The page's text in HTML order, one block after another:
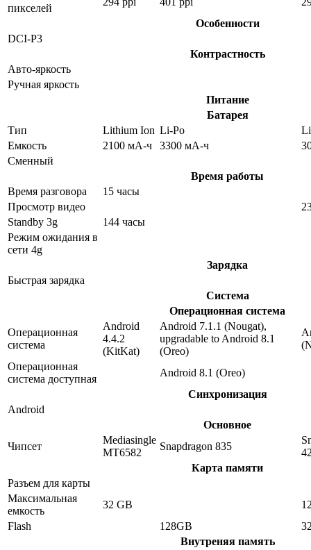
пикселей
Особенности
DCI-P3
Контрастность
Авто-яркость
Ручная яркость
Питание
Батарея
Тип
Lithium Ion Li-Po
Емкость
2100 мА-ч 3300 мА-ч
Сменный
Время работы
Время разговора
15 часы
Просмотр видео
Standby 3g
144 часы
Режим ожидания в
сети 4g
Зарядка
Быстрая зарядка
Система
Операционная система
Операционная
система
Android
4.4.2
(KitKat)
Android 7.1.1 (Nougat),
upgradable to Android 8.1
(Oreo)
Операционная
система доступная
Android 8.1 (Oreo)
Синхронизация
Android
Основное
Чипсет
Mediasingle
MT6582
Snapdragon 835
Карта памяти
Разъем для карты
Максимальная
емкость
32 GB
Flash
128GB
Внутреняя память